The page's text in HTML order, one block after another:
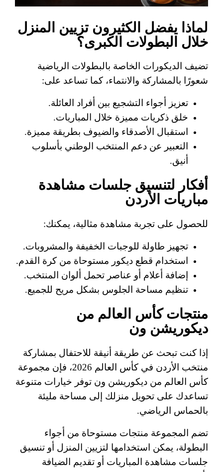
لماذا يفضل الكثيرون تزيين المنزل
خلال البطولات الكبرى؟
تضيف الديكورات الخاصة بالبطولات الرياضية
شعورًا بالمشاركة والانتماء، كما تساعد على:
تعزيز أجواء التشجيع بين أفراد العائلة.
خلق ذكريات مميزة خلال المباريات.
استقبال الأصدقاء والضيوف بطريقة مميزة.
التعبير عن دعم المنتخب الوطني بأسلوب
أنيق.
أفكار لتنسيق جلسات مشاهدة
مباريات الأردن
للحصول على تجربة مشاهدة مثالية، يمكنك:
تجهيز طاولة للوجبات الخفيفة والمشروبات.
استخدام قطع ديكور مستوحاة من كرة القدم.
إضافة أعلام أو عناصر تحمل ألوان المنتخب.
تنظيم مساحة الجلوس بشكل مريح للجميع.
منتجات كأس العالم من
ديكوريشن ون
إذا كنت تبحث عن طريقة أنيقة للاحتفال بمشاركة
منتخب الأردن في كأس العالم 2026، فإن مجموعة
كأس العالم من ديكوريشن ون توفر خيارات متنوعة
تساعدك على تحويل منزلك إلى مساحة مليئة
بالحماس الرياضي.
تضم المجموعة منتجات مستوحاة من أجواء
البطولة، يمكن استخدامها لتزيين المنزل أو تنسيق
جلسات مشاهدة المباريات أو تقديم الضيافة